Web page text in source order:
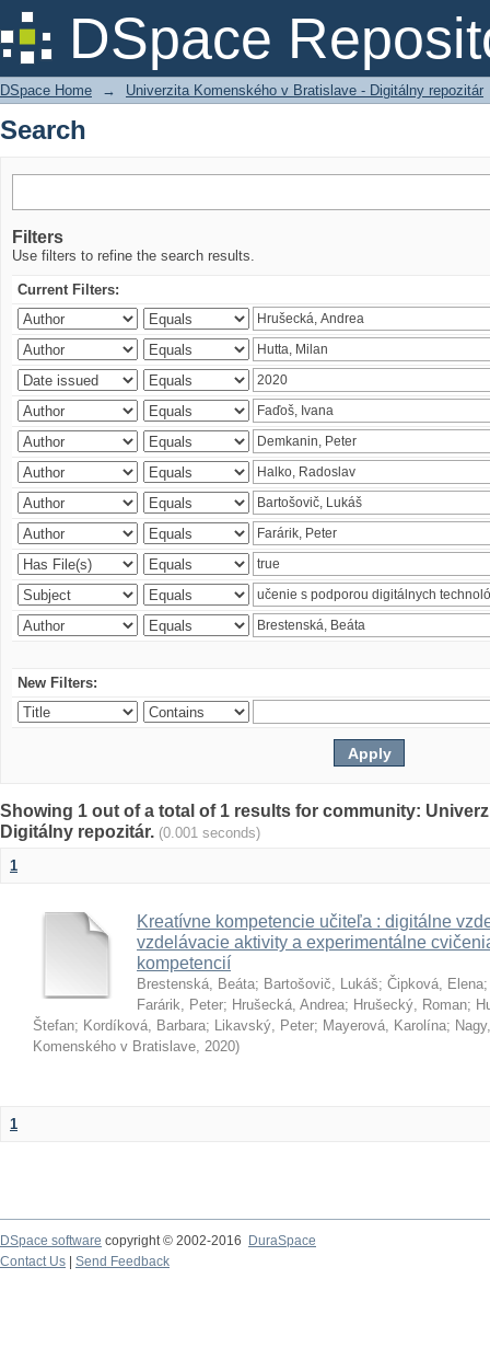
DSpace
Search
DSpace Home → Univerzita Komenského v Bratislave - Digitálny repozitár
Search
Filters
Use filters to refine the search results.
Current Filters:
New Filters:
Showing 1 out of a total of 1 results for community:
Digitálny repozitár. (0.001 seconds)
1
Kreatívne kompetencie učiteľa : digitálne
vzdelávacie aktivity a experimentálne
kompetencií
Brestenská, Beáta; Bartošovič, Lukáš; Čipková, Elena
Farárik, Peter; Hrušecká, Andrea; Hrušecký, Roman;
Štefan; Kordíková, Barbara; Likavský, Peter; Mayerová, Karolína;
Komenského v Bratislave, 2020)
1
DSpace software copyright © 2002-2016
DuraSpace
Contact Us
Send Feedback